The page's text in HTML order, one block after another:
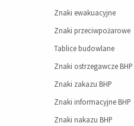
Znaki ewakuacyjne
Znaki przeciwpożarowe
Tablice budowlane
Znaki ostrzegawcze BHP
Znaki zakazu BHP
Znaki informacyjne BHP
Znaki nakazu BHP